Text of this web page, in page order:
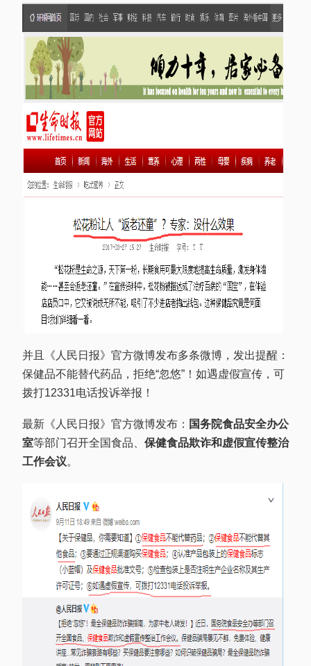
并且《人民日报》官方微博发布多条微博，发出提醒：
保健品不能替代药品，拒绝“忽悠”！如遇虚假宣传，可
拨打12331电话投诉举报！
最新《人民日报》官方微博发布： 国务院食品安全办公
室等部门召开全国食品、 保健食品欺诈和虚假宣传整治
工作会议。